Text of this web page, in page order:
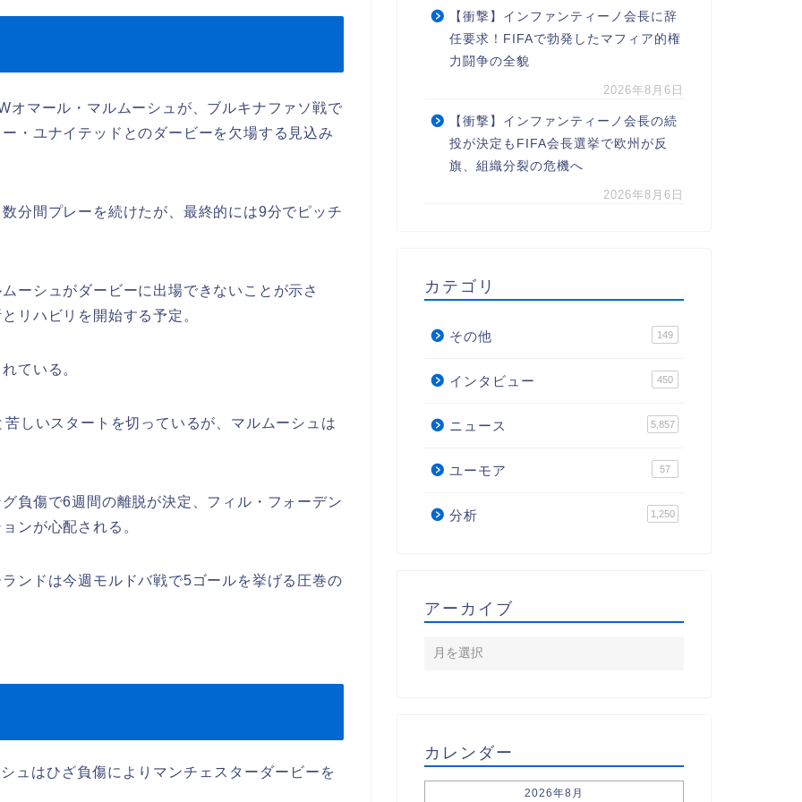
オマール・マルムーシュが、ブルキナファソ戦で
・ユナイテッドとのダービーを欠場する見込み
分間プレーを続けたが、最終的には9分でピッチ
ーシュがダービーに出場できないことが示さ
リハビリを開始する予定。
ている。
しいスタートを切っているが、マルムーシュは
負傷で6週間の離脱が決定、フィル・フォーデン
ンが心配される。
ンドは今週モルドバ戦で5ゴールを挙げる圧巻の
ュはひざ負傷によりマンチェスターダービーを
【衝撃】インファンティーノ会長に辞
任要求！FIFAで勃発したマフィア的権
力闘争の全貌
2026年8月6日
【衝撃】インファンティーノ会長の続
投が決定もFIFA会長選挙で欧州が反
旗、組織分裂の危機へ
2026年8月6日
カテゴリ
その他 149
インタビュー 450
ニュース 5,857
ユーモア 57
分析 1,250
アーカイブ
カレンダー
2026年8月